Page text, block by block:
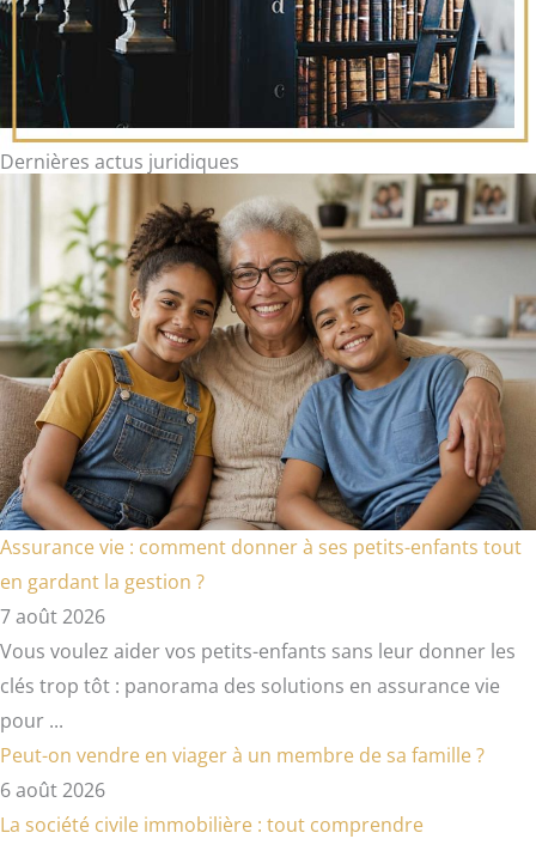
Dernières actus juridiques
Assurance vie : comment donner à ses petits-enfants tout
en gardant la gestion ?
7 août 2026
Vous voulez aider vos petits-enfants sans leur donner les
clés trop tôt : panorama des solutions en assurance vie
pour ...
Peut-on vendre en viager à un membre de sa famille ?
6 août 2026
La société civile immobilière : tout comprendre